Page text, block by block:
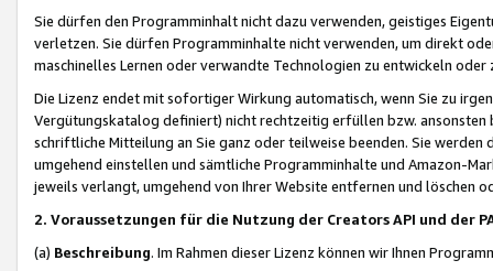
Sie dürfen den Programminhalt nicht dazu verwenden, geistiges
verletzen. Sie dürfen Programminhalte nicht verwenden, um direkt
maschinelles Lernen oder verwandte Technologien zu entwickeln
Die Lizenz endet mit sofortiger Wirkung automatisch, wenn Sie zu
Vergütungskatalog definiert) nicht rechtzeitig erfüllen bzw. ansonsten
schriftliche Mitteilung an Sie ganz oder teilweise beenden. Sie werden
umgehend einstellen und sämtliche Programminhalte und Amazon-
jeweils verlangt, umgehend von Ihrer Website entfernen und löschen
2. Voraussetzungen für die Nutzung der Creators API und der
(a) Beschreibung. Im Rahmen dieser Lizenz können wir Ihnen